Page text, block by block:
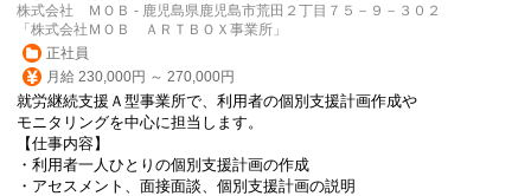
株式会社 ＭＯＢ - 鹿児島県鹿児島市荒田２丁目７５－９－３０２
「株式会社ＭＯＢ ＡＲＴＢＯＸ事業所」
正社員
月給 230,000円 ～ 270,000円
就労継続支援Ａ型事業所で、利用者の個別支援計画作成や
モニタリングを中心に担当します。
【仕事内容】
・利用者一人ひとりの個別支援計画の作成
・アセスメント、面接面談、個別支援計画の説明